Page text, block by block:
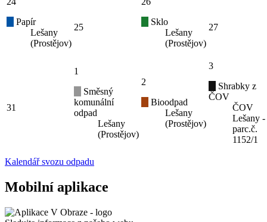
Papír
Lešany
(Prostějov)
25
Sklo
Lešany
(Prostějov)
27
31
1
Směsný
komunální
odpad
Lešany
(Prostějov)
2
Bioodpad
Lešany
(Prostějov)
3
Shrabky z
ČOV
ČOV
Lešany -
parc.č.
1152/1
Kalendář svozu odpadu
Mobilní aplikace